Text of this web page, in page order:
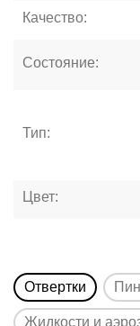
Качество:
Состояние:
Тип:
Цвет:
Отвертки
Жидкости и